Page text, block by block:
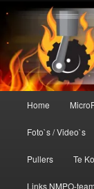
primaire
inhoud
De meest
Home
Foto`s / Video`s
Pullers Te
Links NMPO-